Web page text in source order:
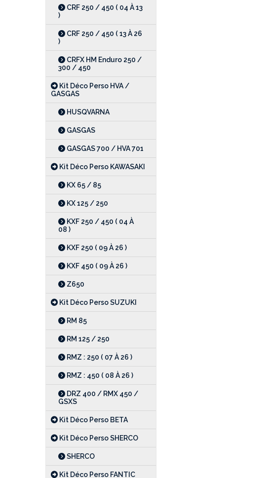
CRF 250 / 450 ( 04 À 13
)
CRF 250 / 450 ( 13 À 26
)
CRFX HM Enduro 250 /
300 / 450
Kit Déco Perso HVA /
GASGAS
HUSQVARNA
GASGAS
GASGAS 700 / HVA 701
Kit Déco Perso KAWASAKI
KX 65 / 85
KX 125 / 250
KXF 250 / 450 ( 04 À
08 )
KXF 250 ( 09 À 26 )
KXF 450 ( 09 À 26 )
Z650
Kit Déco Perso SUZUKI
RM 85
RM 125 / 250
RMZ : 250 ( 07 À 26 )
RMZ : 450 ( 08 À 26 )
DRZ 400 / RMX 450 /
GSXS
Kit Déco Perso BETA
Kit Déco Perso SHERCO
SHERCO
Kit Déco Perso FANTIC